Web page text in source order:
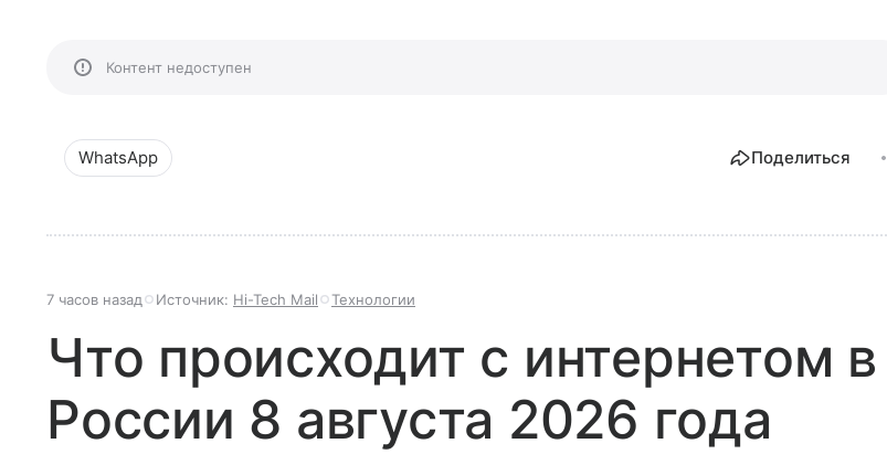
Контент недоступен
WhatsApp Поделиться
7 часов назад Источник: Hi-Tech Mail Технологии
Что происходит с интернетом в
России 8 августа 2026 года